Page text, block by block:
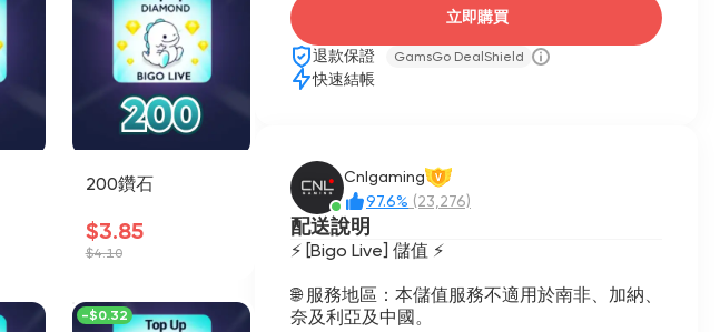
200鑽石
$3.85
$4.10
-$0.32
立即購買
退款保證 GamsGo DealShield
快速結帳
Cnlgaming V
97.6% (23,276)
配送說明
⚡ [Bigo Live] 儲值 ⚡
🌐 服務地區：本儲值服務不適用於南非、加納、
奈及利亞及中國。